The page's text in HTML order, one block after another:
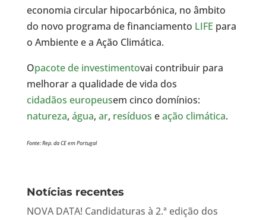
economia circular hipocarbónica, no âmbito
do novo programa de financiamento LIFE para
o Ambiente e a Ação Climática.
Opacote de investimentovai contribuir para
melhorar a qualidade de vida dos
cidadãos europeusem cinco domínios:
natureza, água, ar, resíduos eação climática.
Fonte: Rep. da CE em Portugal
Notícias recentes
NOVA DATA! Candidaturas à 2.ª edição dos